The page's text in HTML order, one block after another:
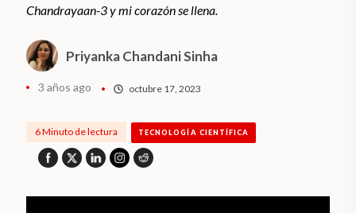
Chandrayaan-3 y mi corazón se llena.
Priyanka Chandani Sinha
3 años ago octubre 17, 2023
6 Minuto de lectura TECNOLOGÍA CIENTÍFICA